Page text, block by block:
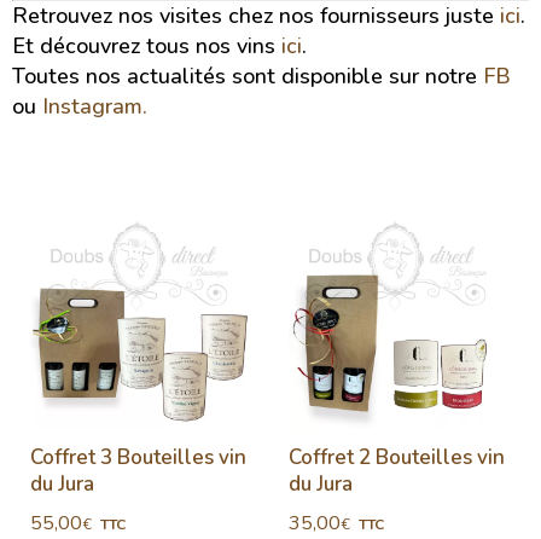
Retrouvez nos visites chez nos fournisseurs juste ici.
Et découvrez tous nos vins ici.
Toutes nos actualités sont disponible sur notre FB
ou Instagram.
Coffret 3 Bouteilles vin
du Jura
55,00€ TTC
Coffret 2 Bouteilles vin
du Jura
35,00€ TTC